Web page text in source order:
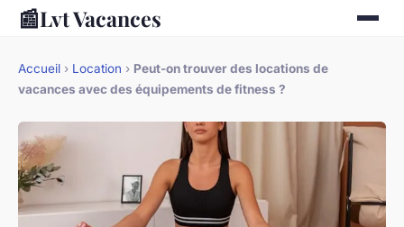
📰Lvt Vacances
Accueil › Location › Peut-on trouver des locations de
vacances avec des équipements de fitness ?